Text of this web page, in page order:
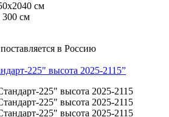
см
300 см
в Россию
225" высота 2025-2115”